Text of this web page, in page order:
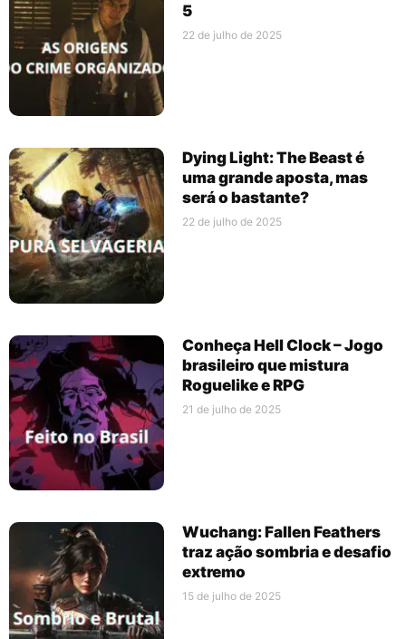
5
22 de julho de 2025
Dying Light: The Beast é
uma grande aposta, mas
será o bastante?
22 de julho de 2025
Conheça Hell Clock – Jogo
brasileiro que mistura
Roguelike e RPG
21 de julho de 2025
Wuchang: Fallen Feathers
traz ação sombria e desafio
extremo
15 de julho de 2025